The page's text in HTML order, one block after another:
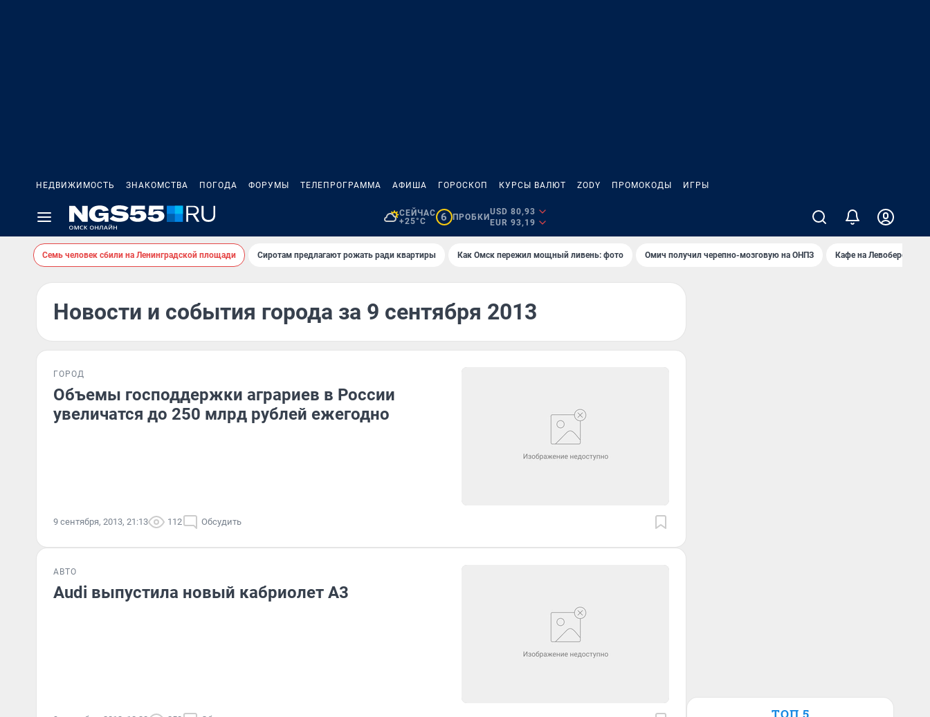
НЕДВИЖИМОСТЬ ЗНАКОМСТВА ПОГОДА ФОРУМЫ ТЕЛЕПРОГРАММА АФИША ГОРОСКОП КУРСЫ ВАЛЮТ ZODY ПРОМОКОДЫ ИГРЫ
СЕЙЧАС
+25°C
6 ПРОБКИ
USD 80,93
EUR 93,19
Семь человек сбили на Ленинградской площади Сиротам предлагают рожать ради квартиры Как Омск пережил мощный ливень: фото Омич получил черепно-мозговую на ОНПЗ Кафе на Левобережье
Новости и события города за 9 сентября 2013
ГОРОД
Объемы господдержки аграриев в России
увеличатся до 250 млрд рублей ежегодно
9 сентября, 2013, 21:13 112 Обсудить
АВТО
Audi выпустила новый кабриолет A3